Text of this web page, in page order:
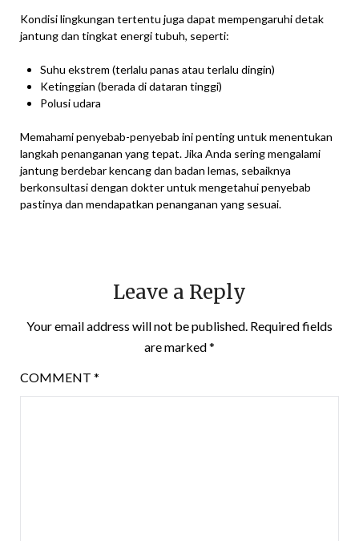
Kondisi lingkungan tertentu juga dapat mempengaruhi detak
jantung dan tingkat energi tubuh, seperti:
Suhu ekstrem (terlalu panas atau terlalu dingin)
Ketinggian (berada di dataran tinggi)
Polusi udara
Memahami penyebab-penyebab ini penting untuk menentukan
langkah penanganan yang tepat. Jika Anda sering mengalami
jantung berdebar kencang dan badan lemas, sebaiknya
berkonsultasi dengan dokter untuk mengetahui penyebab
pastinya dan mendapatkan penanganan yang sesuai.
Leave a Reply
Your email address will not be published. Required fields
are marked*
COMMENT *